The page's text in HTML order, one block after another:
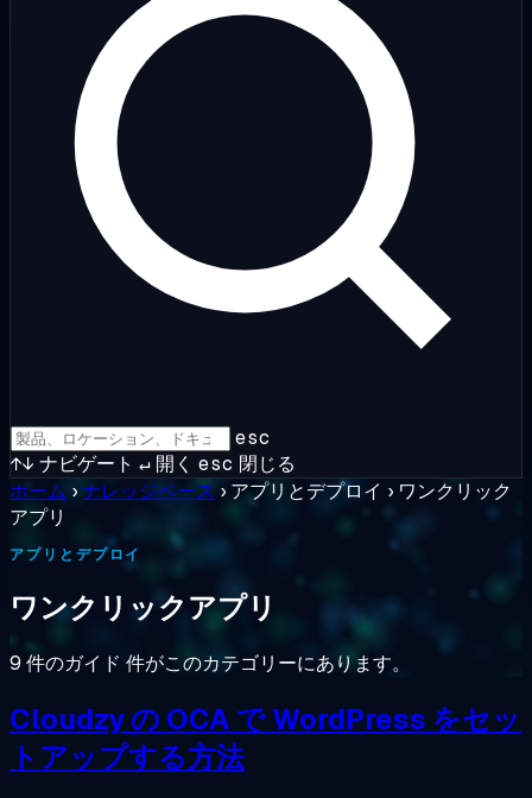
esc
↑↓ ナビゲート ↵ 開く esc 閉じる
ホーム ›ナレッジベース › アプリとデプロイ › ワンクリック
アプリ
アプリとデプロイ
ワンクリックアプリ
9 件のガイド 件がこのカテゴリーにあります。
Cloudzy の OCA で WordPress をセッ
トアップする方法